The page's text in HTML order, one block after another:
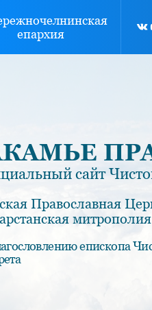
епархия
сайт
Православная
митрополия
епископа